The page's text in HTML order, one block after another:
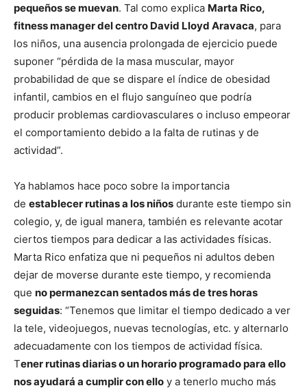
pequeños se muevan. Tal como explica Marta Rico,
fitness manager del centro David Lloyd Aravaca, para
los niños, una ausencia prolongada de ejercicio puede
suponer “pérdida de la masa muscular, mayor
probabilidad de que se dispare el índice de obesidad
infantil, cambios en el flujo sanguíneo que podría
producir problemas cardiovasculares o incluso empeorar
el comportamiento debido a la falta de rutinas y de
actividad”.
Ya hablamos hace poco sobre la importancia
de establecer rutinas a los niños durante este tiempo sin
colegio, y, de igual manera, también es relevante acotar
ciertos tiempos para dedicar a las actividades físicas.
Marta Rico enfatiza que ni pequeños ni adultos deben
dejar de moverse durante este tiempo, y recomienda
que no permanezcan sentados más de tres horas
seguidas: “Tenemos que limitar el tiempo dedicado a ver
la tele, videojuegos, nuevas tecnologías, etc. y alternarlo
adecuadamente con los tiempos de actividad física.
Tener rutinas diarias o un horario programado para ello
nos ayudará a cumplir con ello y a tenerlo mucho más